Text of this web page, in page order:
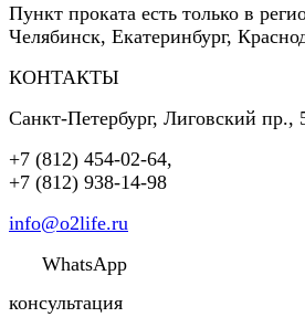
Пункт проката есть только в
Челябинск, Екатеринбург,
КОНТАКТЫ
Санкт-Петербург, Лиговский пр.,
+7 (812) 454-02-64,
+7 (812) 938-14-98
info@o2life.ru
WhatsApp
консультация